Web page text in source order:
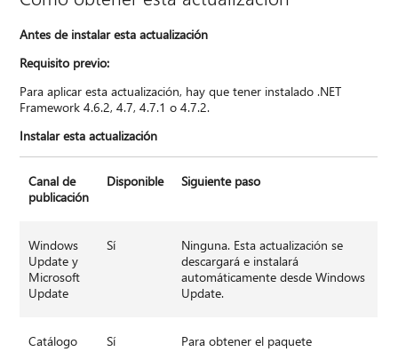
Antes de instalar esta actualización
Requisito previo:
Para aplicar esta actualización, hay que tener instalado .NET
Framework 4.6.2, 4.7, 4.7.1 o 4.7.2.
Instalar esta actualización
Canal de
publicación
Disponible Siguiente paso
Windows
Update y
Microsoft
Update
Sí
Ninguna. Esta actualización se
descargará e instalará
automáticamente desde Windows
Update.
Catálogo
Sí
Para obtener el paquete